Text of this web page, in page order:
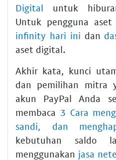
Digital untuk
Untuk pengguna
infinity hari ini dan
aset digital.
Akhir kata, kunci
dan pemilihan mitra
akun PayPal Anda
membaca 3 Cara
sandi, dan
kebutuhan saldo
menggunakan jasa